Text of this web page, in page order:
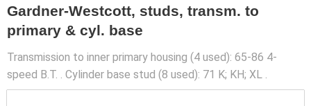
Gardner-Westcott, studs, transm. to
primary & cyl. base
Transmission to inner primary housing (4 used): 65-86 4-
speed B.T. . Cylinder base stud (8 used): 71 K; KH; XL .